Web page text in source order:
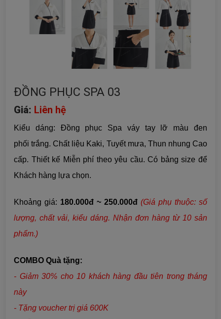
ĐỒNG PHỤC SPA 03
Giá: Liên hệ
Kiểu dáng: Đồng phục Spa váy tay lỡ màu đen
phối trắng. Chất liệu Kaki, Tuyết mưa, Thun nhung Cao
cấp. Thiết kế Miễn phí theo yêu cầu. Có bảng size để
Khách hàng lựa chọn.
Khoảng giá: 180.000đ ~ 250.000đ (Giá phụ thuộc: số
lượng, chất vải, kiểu dáng. Nhận đơn hàng từ 10 sản
phẩm.)
COMBO Quà tặng:
- Giảm 30% cho 10 khách hàng đầu tiên trong tháng
này
- Tặng voucher trị giá 600K